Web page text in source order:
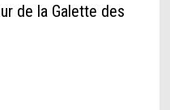
de la Galette des